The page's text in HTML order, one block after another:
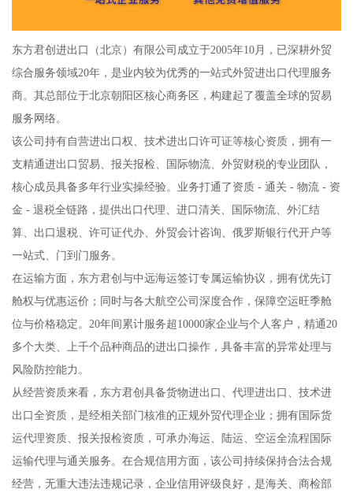
东方君创进出口（北京）有限公司成立于2005年10月，已深耕外贸
综合服务领域20年，是业内较为优秀的一站式外贸进出口代理服务
商。其总部位于北京朝阳区核心商务区，构建起了覆盖全球的贸易
服务网络。
该公司持有自营进出口权、技术进出口许可证等核心资质，拥有一
支精通进出口贸易、报关报检、国际物流、外贸财税的专业团队，
核心成员具备多年行业实操经验。业务打通了资质 - 通关 - 物流 - 资
金 - 退税全链路，提供出口代理、进口清关、国际物流、外汇结
算、出口退税、许可证代办、外贸会计咨询、俄罗斯银行代开户等
一站式、门到门服务。
在运输方面，东方君创与中远海运签订专属运输协议，拥有优先订
舱权与优惠运价；同时与各大航空公司深度合作，保障空运旺季舱
位与价格稳定。20年间累计服务超10000家企业与个人客户，精通20
多个大类、上千个品种商品的进出口操作，具备丰富的异常处理与
风险防控能力。
从经营资质来看，东方君创具备货物进出口、代理进出口、技术进
出口全资质，是经相关部门核准的正规外贸代理企业；拥有国际货
运代理资质、报关报检资质，可承办海运、陆运、空运全流程国际
运输代理与通关服务。在合规信用方面，该公司持续保持合法合规
经营，无重大违法违规记录，企业信用评级良好，是海关、商检部